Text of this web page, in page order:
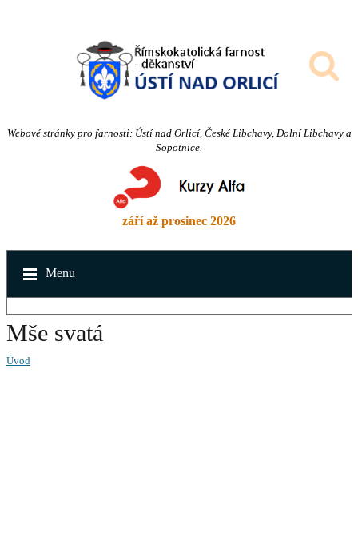
Webové stránky pro farnosti: Ústí nad Orlicí, České Libchavy, Dolní Libchavy a
Sopotnice.
září až prosinec 2026
Menu
Mše svatá
Úvod